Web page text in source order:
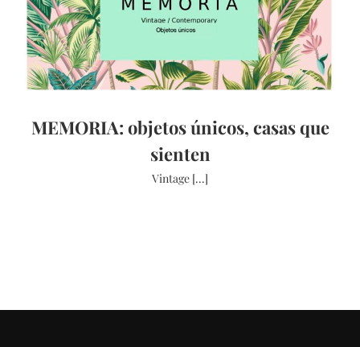
MEMORIA: objetos únicos, casas que
sienten
Vintage [...]